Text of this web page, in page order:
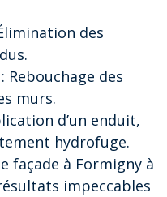
des
Rebouchage des
murs.
d’un enduit,
hydrofuge.
façade à Formigny à
impeccables